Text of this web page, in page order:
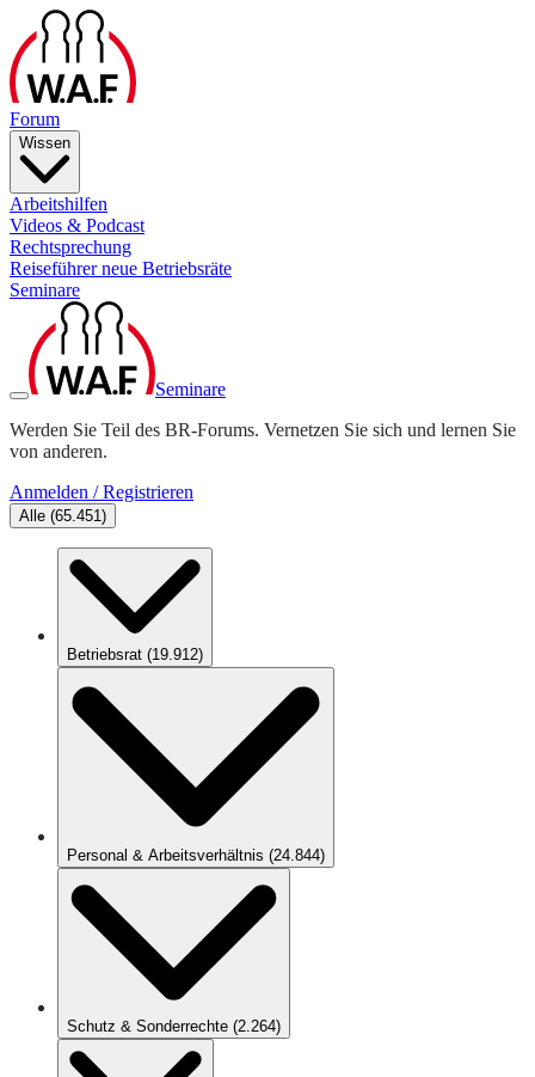
Forum
Wissen
Arbeitshilfen
Videos & Podcast
Rechtsprechung
Reiseführer neue Betriebsräte
Seminare
Seminare
Werden Sie Teil des BR-Forums. Vernetzen Sie sich und lernen Sie
von anderen.
Anmelden / Registrieren
Alle (65.451)
Betriebsrat (19.912)
Personal & Arbeitsverhältnis (24.844)
Schutz & Sonderrechte (2.264)